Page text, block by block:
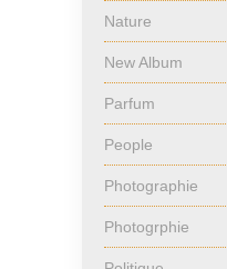
Nature
New Album
Parfum
People
Photographie
Photogrphie